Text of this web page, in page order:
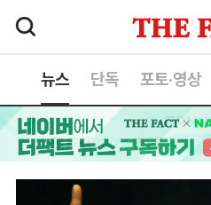
뉴스 단독 포토·영상